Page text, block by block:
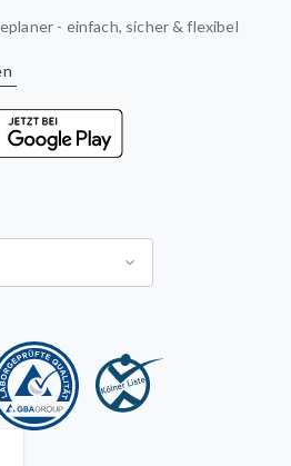
- einfach, sicher & flexibel